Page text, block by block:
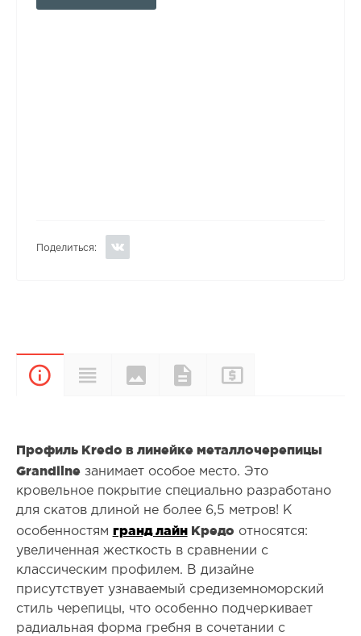
Поделиться:
ОписаниеХарактеристики
Цвета и
покрытия
Документы
Профиль Kredo в линейке металлочерепицы
Grandlineзанимает особое место. Это
кровельное покрытие специально разработано
для скатов длиной не более 6,5 метров! К
особенностям гранд лайнКредо относятся:
увеличенная жесткость в сравнении с
классическим профилем. В дизайне
присутствует узнаваемый средиземноморский
стиль черепицы, что особенно подчеркивает
радиальная форма гребня в сочетании с